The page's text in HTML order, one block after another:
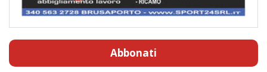
Abbonati